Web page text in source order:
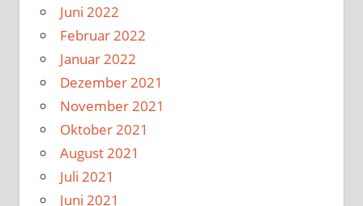
Juni 2022
Februar 2022
Januar 2022
Dezember 2021
November 2021
Oktober 2021
August 2021
Juli 2021
Juni 2021